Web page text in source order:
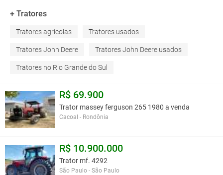
+ Tratores
Tratores agrícolas Tratores usados
Tratores John Deere Tratores John Deere usados
Tratores no Rio Grande do Sul
R$ 69.900
Trator massey ferguson 265 1980 a venda
Cacoal - Rondônia
R$ 10.900.000
Trator mf. 4292
São Paulo - São Paulo